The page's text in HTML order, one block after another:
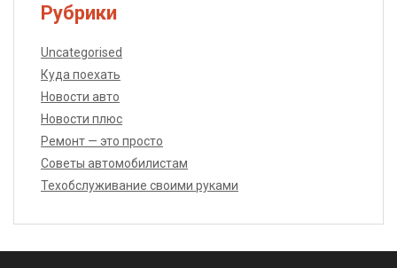
Рубрики
Uncategorised
Куда поехать
Новости авто
Новости плюс
Ремонт — это просто
Советы автомобилистам
Техобслуживание своими руками